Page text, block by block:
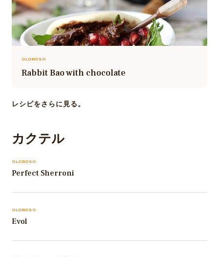
OLOROSO
Rabbit Bao with chocolate
レシピをさらに見る。
カクテル
OLOROSO
Perfect Sherroni
OLOROSO
Evol